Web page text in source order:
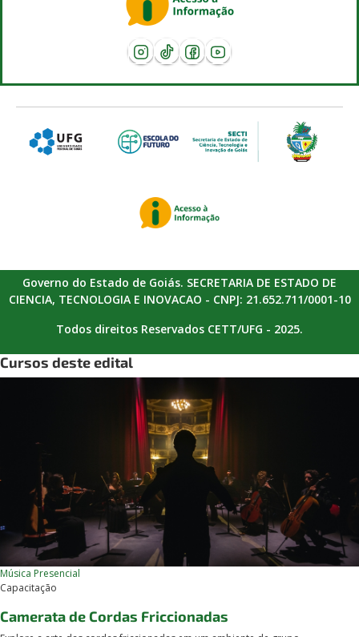
Governo do Estado de Goiás. SECRETARIA DE ESTADO DE
CIENCIA, TECNOLOGIA E INOVACAO - CNPJ: 21.652.711/0001-10
Todos direitos Reservados CETT/UFG - 2025.
Cursos deste edital
Música Presencial
Capacitação
Camerata de Cordas Friccionadas